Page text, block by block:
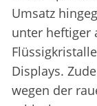
Umsatz
unter heftiger
Displays.
wegen der